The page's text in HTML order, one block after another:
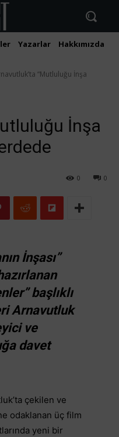
Yazarlar Hakkımızda
“Mutluluğu İnşa
İnşa
0
0
İnşası”
başlıklı
Arnavutluk
ve
davet
çekilen ve
odaklanan üç film
yeni bir